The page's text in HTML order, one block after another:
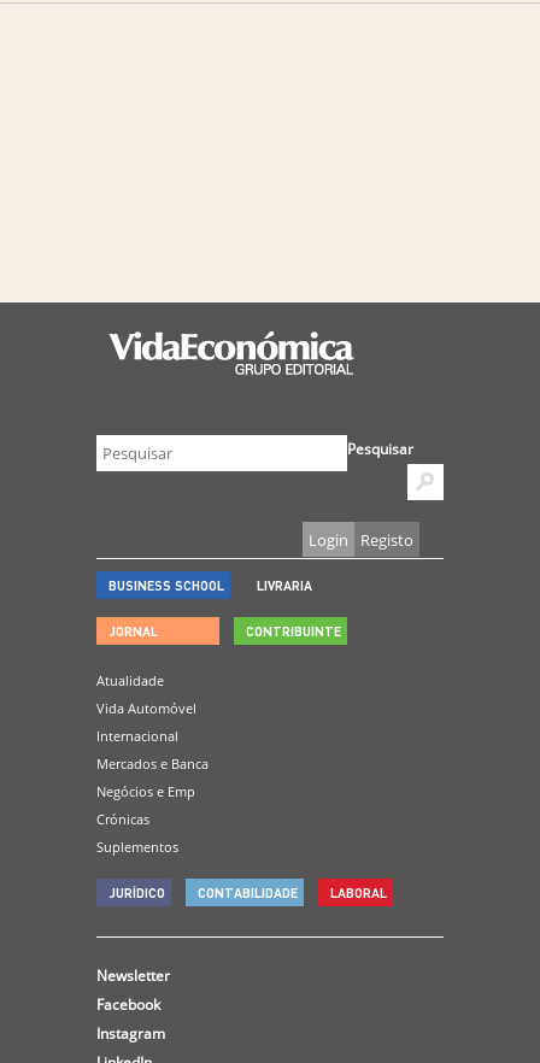
Pesquisar
Login Registo
BUSINESS SCHOOL LIVRARIA
JORNAL
Atualidade
Vida Automóvel
Internacional
Mercados e Banca
Negócios e Emp
Crónicas
Suplementos
CONTRIBUINTE
JURÍDICO CONTABILIDADE LABORAL
Newsletter
Facebook
Instagram